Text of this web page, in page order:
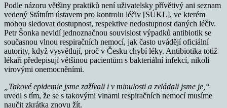
Podle názoru většiny praktiků není uživatelsky přívětivý ani seznam
vedený Státním ústavem pro kontrolu léčiv [SÚKL], ve kterém
mohou sledovat dostupnost, respektive nedostupnost daných léčiv.
Petr Šonka nevidí jednoznačnou souvislost výpadků antibiotik se
současnou vlnou respiračních nemocí, jak často uvádějí oficiální
autority, když vysvětlují, proč v Česku chybí léky. Antibiotika totiž
lékaři předepisují většinou pacientům s bakteriální infekcí, nikoli
virovými onemocněními.
„Takové epidemie jsme zažívali i v minulosti a zvládali jsme je,“
uvedl s tím, že se s takovými vlnami respiračních nemocí musíme
naučit zkrátka znovu žít.